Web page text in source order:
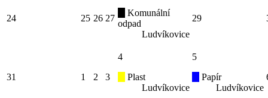
24 25 26 27
Komunální
odpad
Ludvíkovice
29
31 1 2 3
4
Plast
Ludvíkovice
5
Papír
Ludvíkovice